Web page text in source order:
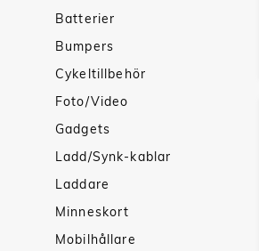
Batterier
Bumpers
Cykeltillbehör
Foto/Video
Gadgets
Ladd/Synk-kablar
Laddare
Minneskort
Mobilhållare